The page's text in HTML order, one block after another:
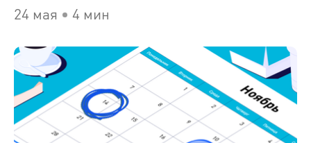
24 мая 4 мин